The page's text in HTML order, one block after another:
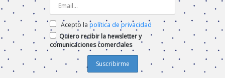
Acepto la política de privacidad
Quiero recibir la newsletter y
comunicaciones comerciales